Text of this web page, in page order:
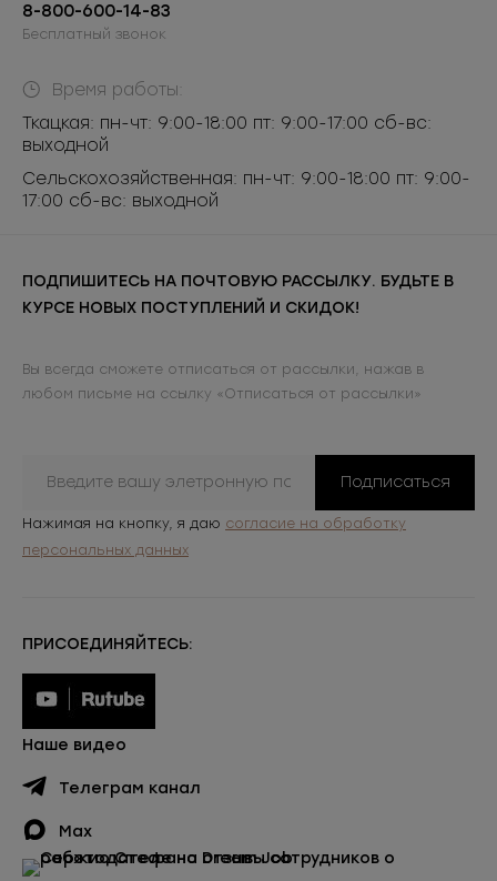
8-800-600-14-83
Бесплатный звонок
Время работы:
Ткацкая: пн-чт: 9:00-18:00 пт: 9:00-17:00 сб-вс:
выходной
Сельскохозяйственная: пн-чт: 9:00-18:00 пт: 9:00-
17:00 сб-вс: выходной
ПОДПИШИТЕСЬ НА ПОЧТОВУЮ РАССЫЛКУ. БУДЬТЕ В
КУРСЕ НОВЫХ ПОСТУПЛЕНИЙ И СКИДОК!
Вы всегда сможете отписаться от рассылки, нажав в
любом письме на ссылку «Отписаться от рассылки»
Подписаться
Нажимая на кнопку, я даю согласие на обработку
персональных данных
ПРИСОЕДИНЯЙТЕСЬ:
Наше видео
Телеграм канал
Max